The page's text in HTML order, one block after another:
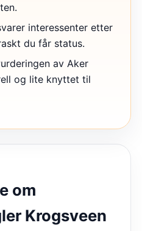
interessenter etter
du får status.
av Aker
og lite knyttet til
om
Krogsveen